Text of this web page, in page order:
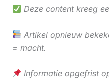
Deze content kreeg
Artikel opnieuw
= macht.
Informatie opgefrist